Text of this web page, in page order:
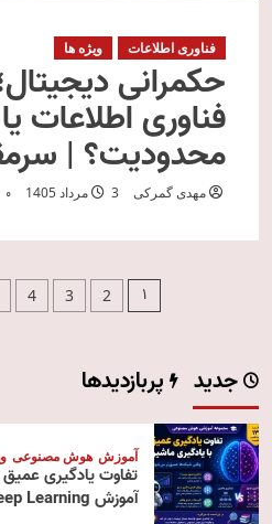
فناوری اطلاعات ویژه ها
حکمرانی
فناوری اطلاعات
محدودیت؟ |
مهدی گمرکی 3 مرداد 1405 0
صفحه‌بندی
1
2
3
4
جدید پربازدیدها
آموزش هوش مصنوعی
تفاوت یادگیری
آموزش Deep Learning